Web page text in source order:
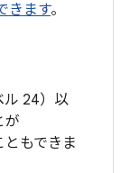
きます。
ル 24）以
が
もできま